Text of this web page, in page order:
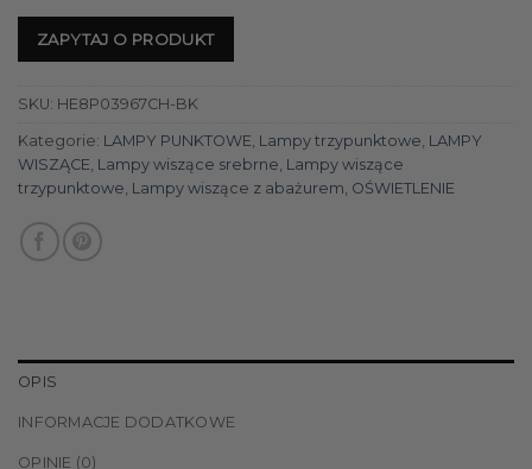
ZAPYTAJ O PRODUKT
SKU: HE8P03967CH-BK
Kategorie: LAMPY PUNKTOWE, Lampy trzypunktowe, LAMPY
WISZĄCE, Lampy wiszące srebrne, Lampy wiszące
trzypunktowe, Lampy wiszące z abażurem, OŚWIETLENIE
OPIS
INFORMACJE DODATKOWE
OPINIE (0)